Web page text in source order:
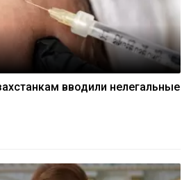
вводили нелегальные